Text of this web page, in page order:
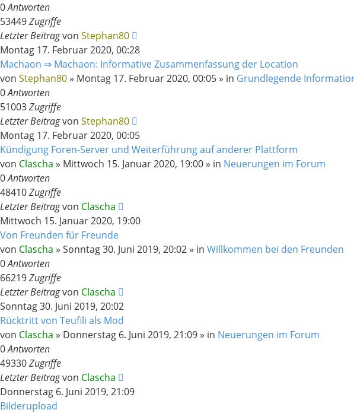
0Antworten
53449Zugriffe
Letzter Beitragvon Stephan80
Montag 17. Februar 2020, 00:28
Machaon ⇒ Machaon: Informative Zusammenfassung der Location
von Stephan80» Montag 17. Februar 2020, 00:05» in Grundlegende
0Antworten
51003Zugriffe
Letzter Beitragvon Stephan80
Montag 17. Februar 2020, 00:05
Kündigung Foren-Server und Weiterführung auf anderer Plattform
von Clascha » Mittwoch 15. Januar 2020, 19:00» in Neuerungen im Forum
0Antworten
48410Zugriffe
Letzter Beitragvon Clascha
Mittwoch 15. Januar 2020, 19:00
Von Freunden für Freunde
von Clascha » Sonntag 30. Juni 2019, 20:02» in Willkommen bei den Freunden
0Antworten
66219Zugriffe
Letzter Beitragvon Clascha
Sonntag 30. Juni 2019, 20:02
Rücktritt von Teufili als Mod
von Clascha » Donnerstag 6. Juni 2019, 21:09» in Neuerungen im Forum
0Antworten
49330Zugriffe
Letzter Beitragvon Clascha
Donnerstag 6. Juni 2019, 21:09
Bilderupload